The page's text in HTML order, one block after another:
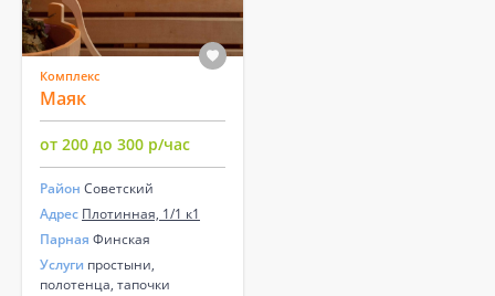
Комплекс
Маяк
от 200 до 300 р/час
Район Советский
Адрес Плотинная, 1/1 к1
Парная Финская
Услуги простыни,
полотенца, тапочки